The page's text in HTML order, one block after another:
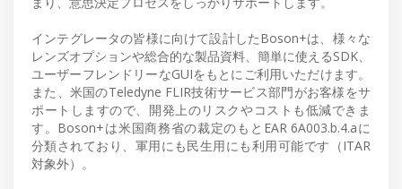
インテグレータの皆様に向けて設計したBoson+は、様々な
レンズオプションや総合的な製品資料、簡単に使えるSDK、
ユーザーフレンドリーなGUIをもとにご利用いただけます。
また、米国のTeledyne FLIR技術サービス部門がお客様をサ
ポートしますので、開発上のリスクやコストも低減できま
す。Boson+は米国商務省の裁定のもとEAR 6A003.b.4.aに
分類されており、軍用にも民生用にも利用可能です（ITAR
対象外）。